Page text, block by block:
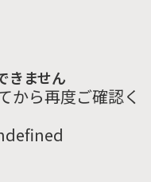
きません
から再度ご確認く